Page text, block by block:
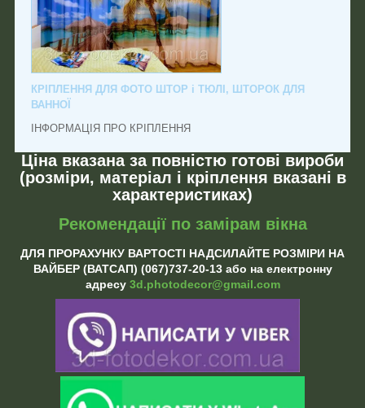
КРІПЛЕННЯ ДЛЯ ФОТО ШТОР і ТЮЛІ, ШТОРОК ДЛЯ
ВАННОЇ
ІНФОРМАЦІЯ ПРО КРІПЛЕННЯ
Ціна вказана за повністю готові вироби
(розміри, матеріал і кріплення вказані в
характеристиках)
Рекомендації по замірам вікна
ДЛЯ ПРОРАХУНКУ ВАРТОСТІ НАДСИЛАЙТЕ РОЗМІРИ НА
ВАЙБЕР (ВАТСАП) (067)737-20-13 або на електронну
адресу 3d.photodecor@gmail.com